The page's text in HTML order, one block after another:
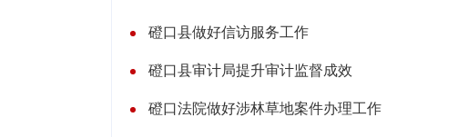
磴口县做好信访服务工作
磴口县审计局提升审计监督成效
磴口法院做好涉林草地案件办理工作